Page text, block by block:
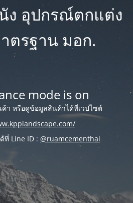
ง อุปกรณ์ตกแต่ง
ตรฐาน มอก.
mode is on
า หรือดูข้อมูลสินค้าได้ที่เวปไซต์
ที่ Line ID : @ruamcementhai